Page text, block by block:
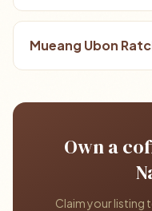
Mueang Ubon
Own a
Claim your listing